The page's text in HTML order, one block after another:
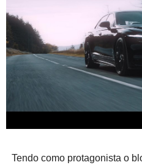
Tendo como protagonista o